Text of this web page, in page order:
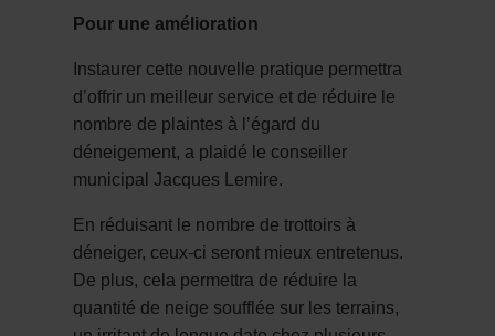
Pour une amélioration
Instaurer cette nouvelle pratique permettra
d’offrir un meilleur service et de réduire le
nombre de plaintes à l’égard du
déneigement, a plaidé le conseiller
municipal Jacques Lemire.
En réduisant le nombre de trottoirs à
déneiger, ceux-ci seront mieux entretenus.
De plus, cela permettra de réduire la
quantité de neige soufflée sur les terrains,